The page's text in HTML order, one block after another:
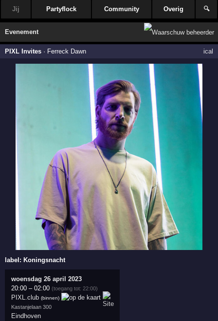
Jij Partyflock Community Overig 🔍
Evenement
PIXL Invites · Ferreck Dawn ical
label: Koningsnacht
woensdag 26 april 2023
20:00 –02:00(toegang tot: 22:00)
PIXL.club (binnen)
Kastanjelaan 300
Eindhoven